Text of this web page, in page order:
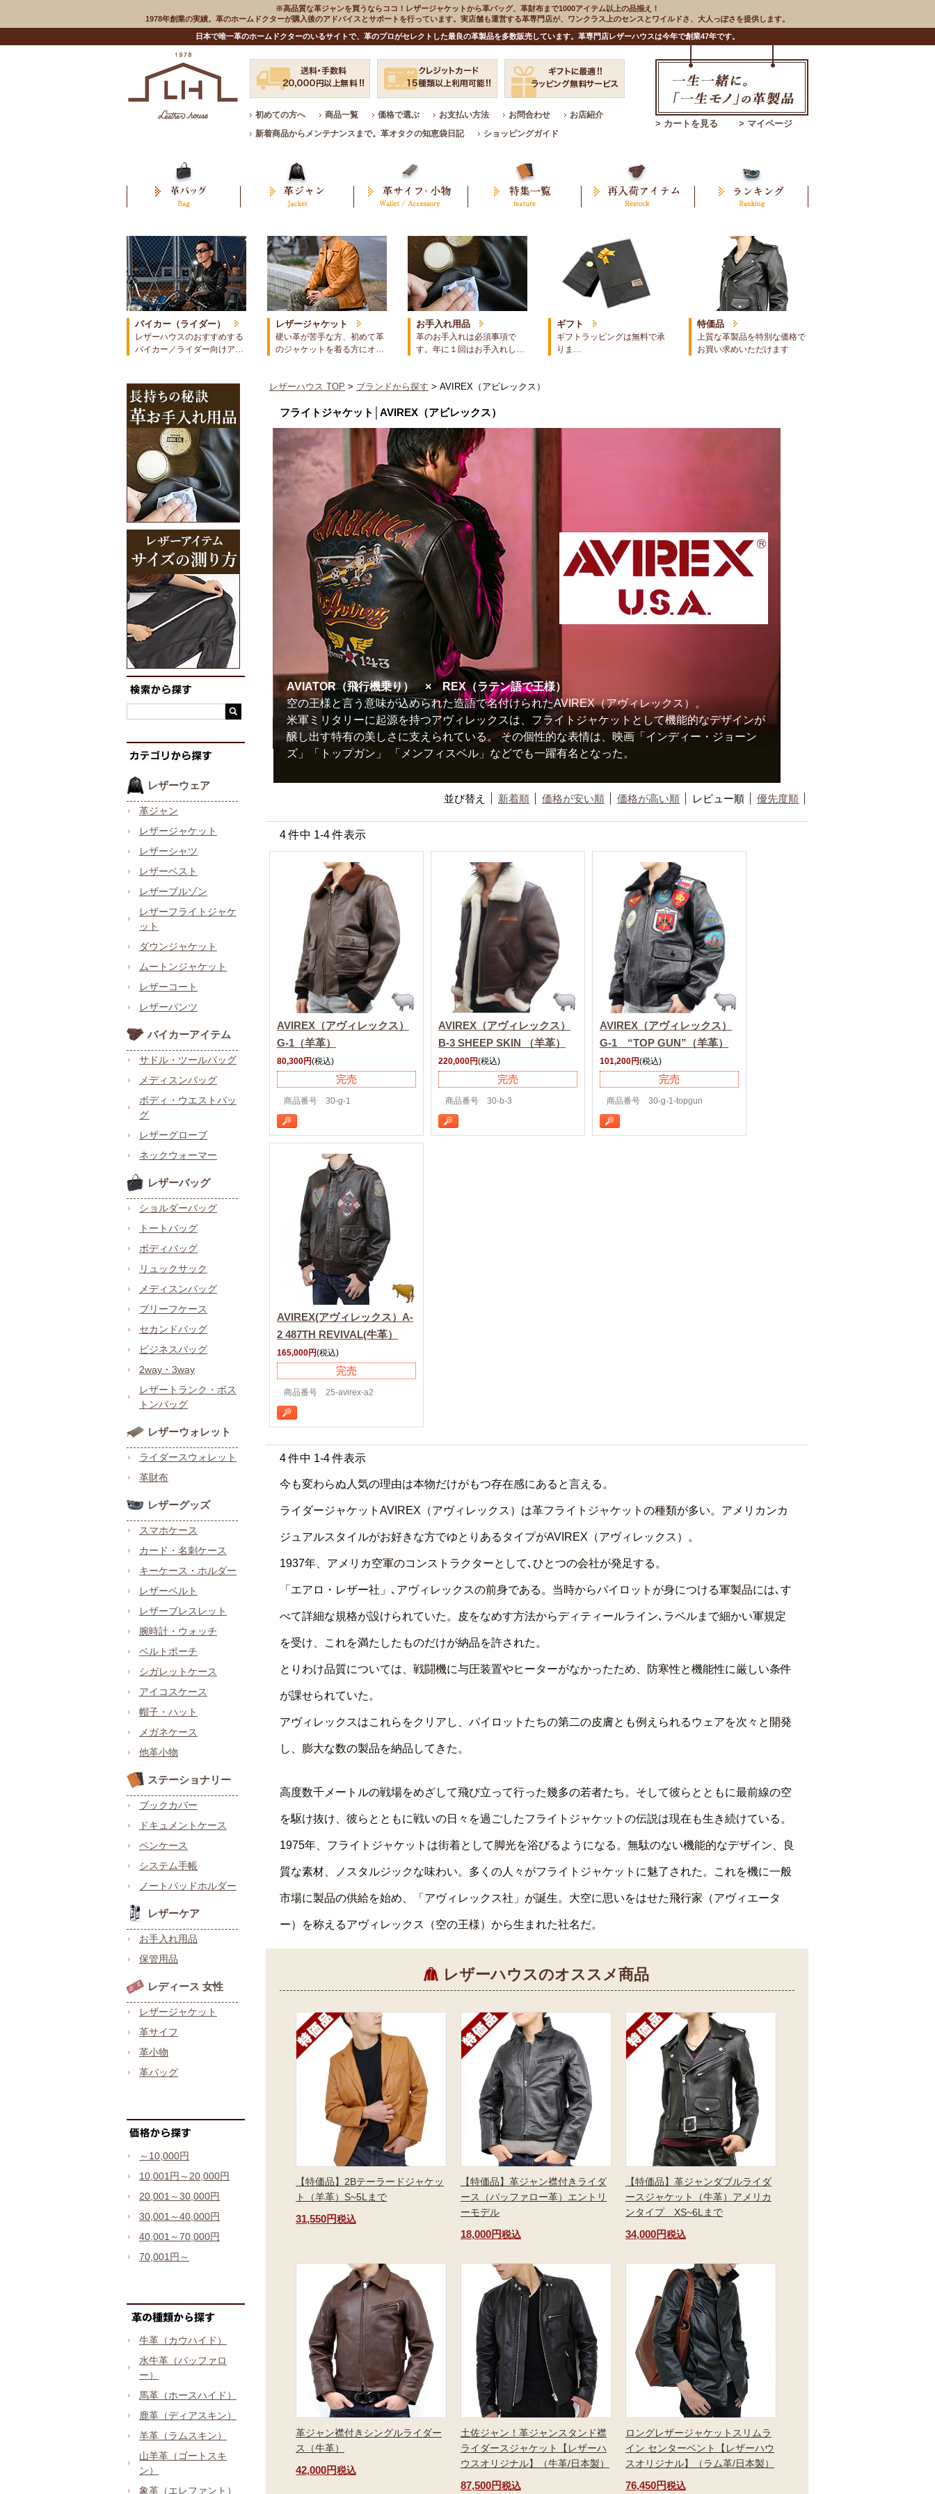
※高品質な革ジャンを買うならココ！レザージャケットから革バッグ、革財布まで1000アイテム以上の品揃え！
1978年創業の実績。革のホームドクターが購入後のアドバイスとサポートを行っています。実店舗も運営する革専門店が、ワンクラス上のセンスとワイルドさ、大人っぽさを提供します。
日本で唯一革のホームドクターのいるサイトで、革のプロがセレクトした最良の革製品を多数販売しています。革専門店レザーハウスは今年で創業47年です。
初めての方へ 商品一覧 価格で選ぶ お支払い方法 お問合わせ
お店紹介
新着商品からメンテナンスまで。革オタクの知恵袋日記
ショッピングガイド
> カートを見る > マイページ
バイカー（ライダー）
レザーハウスのおすすめする
バイカー／ライダー向けア…
レザージャケット
硬い革が苦手な方、初めて革
のジャケットを着る方にオ…
お手入れ用品
革のお手入れは必須事項で
す。年に１回はお手入れし…
ギフト
ギフトラッピングは無料で承
りま…
特価品
上質な革製品を特別な価格で
お買い求めいただけます
レザーウェア
革ジャン
レザージャケット
レザーシャツ
レザーベスト
レザーブルゾン
レザーフライトジャケ
ット
ダウンジャケット
ムートンジャケット
レザーコート
レザーパンツ
バイカーアイテム
サドル・ツールバッグ
メディスンバッグ
ボディ・ウエストバッ
グ
レザーグローブ
ネックウォーマー
レザーバッグ
ショルダーバッグ
トートバッグ
ボディバッグ
リュックサック
メディスンバッグ
ブリーフケース
セカンドバッグ
ビジネスバッグ
2way・3way
レザートランク・ボス
トンバッグ
レザーウォレット
ライダースウォレット
革財布
レザーグッズ
スマホケース
カード・名刺ケース
キーケース・ホルダー
レザーベルト
レザーブレスレット
腕時計・ウォッチ
ベルトポーチ
シガレットケース
アイコスケース
帽子・ハット
メガネケース
他革小物
ステーショナリー
ブックカバー
ドキュメントケース
ペンケース
システム手帳
ノートパッドホルダー
レザーケア
お手入れ用品
保管用品
レディース 女性
レザージャケット
革サイフ
革小物
革バッグ
～10,000円
10,001円～20,000円
20,001～30,000円
30,001～40,000円
40,001～70,000円
70,001円～
牛革（カウハイド）
水牛革（バッファロ
ー）
馬革（ホースハイド）
鹿革（ディアスキン）
羊革（ラムスキン）
山羊革（ゴートスキ
ン）
象革（エレファント）
レザーハウス TOP > ブランドから探す > AVIREX（アビレックス）
フライトジャケット│AVIREX（アビレックス）
AVIATOR（飛行機乗り） × REX（ラテン語で王様）
空の王様と言う意味が込められた造語で名付けられたAVIREX（アヴィレックス）。
米軍ミリタリーに起源を持つアヴィレックスは、フライトジャケットとして機能的なデザインが
醸し出す特有の美しさに支えられている。 その個性的な表情は、映画「インディー・ジョーン
ズ」「トップガン」 「メンフィスベル」などでも一躍有名となった。
並び替え 新着順 価格が安い順 価格が高い順 レビュー順 優先度順
4 件中 1-4 件表示
AVIREX（アヴィレックス）
G-1（羊革）
80,300円(税込)
完売
商品番号 30-g-1
AVIREX（アヴィレックス）
B-3 SHEEP SKIN （羊革）
220,000円(税込)
完売
商品番号 30-b-3
AVIREX（アヴィレックス）
G-1 “TOP GUN”（羊革）
101,200円(税込)
完売
商品番号 30-g-1-topgun
AVIREX(アヴィレックス）A-
2 487TH REVIVAL(牛革）
165,000円(税込)
完売
商品番号 25-avirex-a2
4 件中 1-4 件表示
今も変わらぬ人気の理由は本物だけがもつ存在感にあると言える。
ライダージャケットAVIREX（アヴィレックス）は革フライトジャケットの種類が多い。アメリカンカ
ジュアルスタイルがお好きな方でゆとりあるタイプがAVIREX（アヴィレックス）。
1937年、アメリカ空軍のコンストラクターとして､ひとつの会社が発足する。
「エアロ・レザー社」､アヴィレックスの前身である。当時からパイロットが身につける軍製品には､す
べて詳細な規格が設けられていた。皮をなめす方法からディティールライン､ラベルまで細かい軍規定
を受け、これを満たしたものだけが納品を許された。
とりわけ品質については、戦闘機に与圧装置やヒーターがなかったため、防寒性と機能性に厳しい条件
が課せられていた。
アヴィレックスはこれらをクリアし、パイロットたちの第二の皮膚とも例えられるウェアを次々と開発
し、膨大な数の製品を納品してきた。
高度数千メートルの戦場をめざして飛び立って行った幾多の若者たち。そして彼らとともに最前線の空
を駆け抜け、彼らとともに戦いの日々を過ごしたフライトジャケットの伝説は現在も生き続けている。
1975年、フライトジャケットは街着として脚光を浴びるようになる。無駄のない機能的なデザイン、良
質な素材、ノスタルジックな味わい。多くの人々がフライトジャケットに魅了された。これを機に一般
市場に製品の供給を始め、「アヴィレックス社」が誕生。大空に思いをはせた飛行家（アヴィエータ
ー）を称えるアヴィレックス（空の王様）から生まれた社名だ。
レザーハウスのオススメ商品
【特価品】2Bテーラードジャケッ
ト（羊革）S~5Lまで
31,550円税込
【特価品】革ジャン襟付きライダ
ース（バッファロー革）エントリ
ーモデル
18,000円税込
【特価品】革ジャンダブルライダ
ースジャケット（牛革）アメリカ
ンタイプ XS~6Lまで
34,000円税込
革ジャン襟付きシングルライダー
ス（牛革）
42,000円税込
土佐ジャン！革ジャンスタンド襟
ライダースジャケット【レザーハ
ウスオリジナル】（牛革/日本製）
87,500円税込
ロングレザージャケットスリムラ
イン センターベント【レザーハウ
スオリジナル】（ラム革/日本製）
76,450円税込